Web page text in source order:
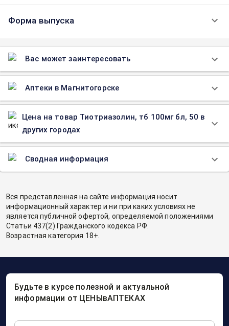
Форма выпуска
Вас может заинтересовать
Аптеки в Магнитогорске
Цена на товар Тиотриазолин, тб 100мг бл, 50 в
других городах
Сводная информация
Вся представленная на сайте информация носит
информационный характер и ни при каких условиях не
является публичной офертой, определяемой положениями
Статьи 437(2) Гражданского кодекса РФ.
Возрастная категория 18+.
Будьте в курсе полезной и актуальной
информации от ЦЕНЫвАПТЕКАХ